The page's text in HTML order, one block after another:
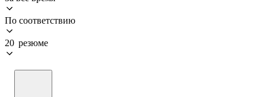
По соответствию
20 резюме